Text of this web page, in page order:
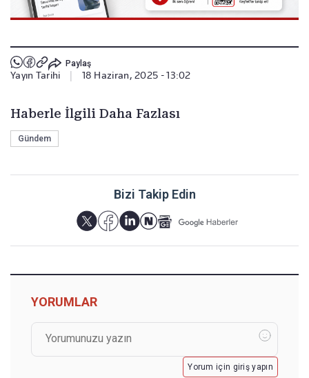
Paylaş
Yayın Tarihi 18 Haziran, 2025 - 13:02
Haberle İlgili Daha Fazlası
Gündem
Bizi Takip Edin
YORUMLAR
Yorum için giriş yapın